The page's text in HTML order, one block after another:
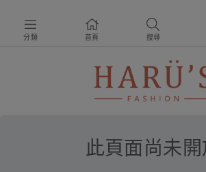
分類 首頁 搜尋
此頁面尚未開